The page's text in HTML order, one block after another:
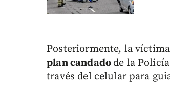
Posteriormente, la
plan candado de la
través del celular para